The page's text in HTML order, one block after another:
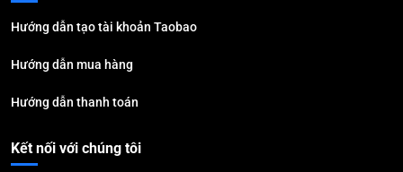
Hướng dẫn tạo tài khoản Taobao
Hướng dẫn mua hàng
Hướng dẫn thanh toán
Kết nối với chúng tôi